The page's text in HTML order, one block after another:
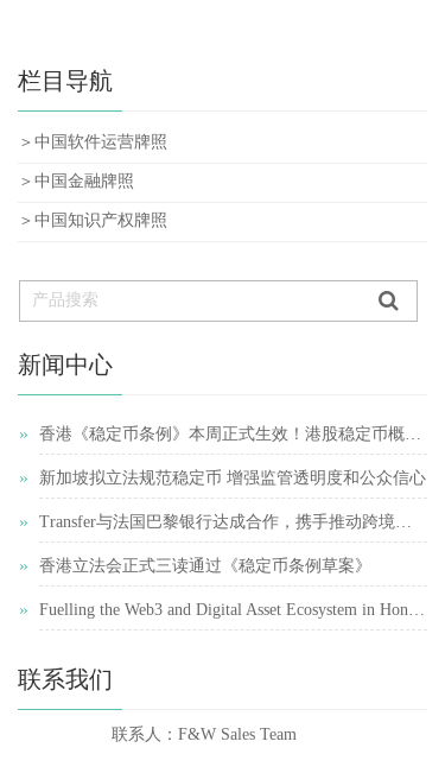
栏目导航
＞中国软件运营牌照
＞中国金融牌照
＞中国知识产权牌照
新闻中心
香港《稳定币条例》本周正式生效！港股稳定币概念股再受追捧
新加坡拟立法规范稳定币 增强监管透明度和公众信心
Transfer与法国巴黎银行达成合作，携手推动跨境支付简化
香港立法会正式三读通过《稳定币条例草案》
Fuelling the Web3 and Digital Asset Ecosystem in Hong Kong
»
»
»
»
»
联系我们
联系人：F&W Sales Team